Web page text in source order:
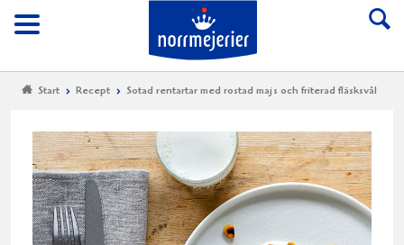
Meny
Till Norrmejerier
Start Recept Sotad rentartar med rostad majs och friterad fläsksvål